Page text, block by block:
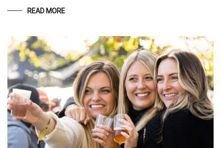
READ MORE